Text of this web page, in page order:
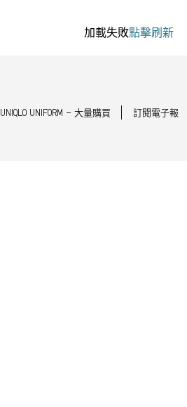
加載失敗點擊刷新
UNIQLO UNIFORM - 大量購買 訂閱電子報